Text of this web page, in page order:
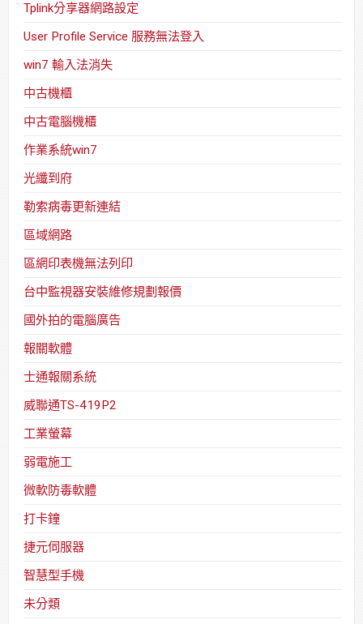
Tplink分享器網路設定
User Profile Service 服務無法登入
win7 輸入法消失
中古機櫃
中古電腦機櫃
作業系統win7
光纖到府
勒索病毒更新連結
區域網路
區網印表機無法列印
台中監視器安裝維修規劃報價
國外拍的電腦廣告
報關軟體
士通報關系統
威聯通TS-419P2
工業螢幕
弱電施工
微軟防毒軟體
打卡鐘
捷元伺服器
智慧型手機
未分類